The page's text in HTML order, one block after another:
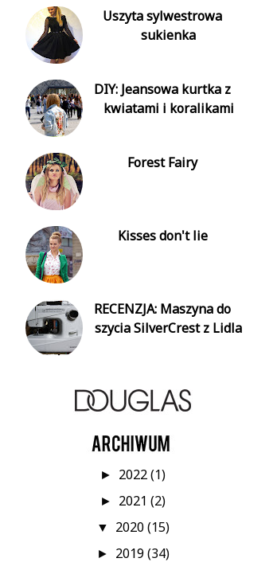
Uszyta sylwestrowa
sukienka
DIY: Jeansowa kurtka z
kwiatami i koralikami
Forest Fairy
Kisses don't lie
RECENZJA: Maszyna do
szycia SilverCrest z Lidla
► 2022(1)
► 2021(2)
▼ 2020(15)
► 2019(34)